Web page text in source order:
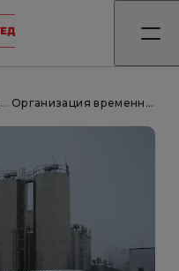
Организация временного энергоснабжения завода